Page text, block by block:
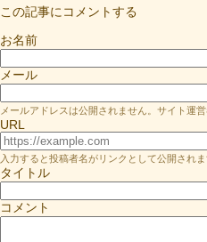
この記事にコメントする
お名前
メール
メールアドレスは公開されません。サイト運
URL
入力すると投稿者名がリンクとして公開され
タイトル
コメント